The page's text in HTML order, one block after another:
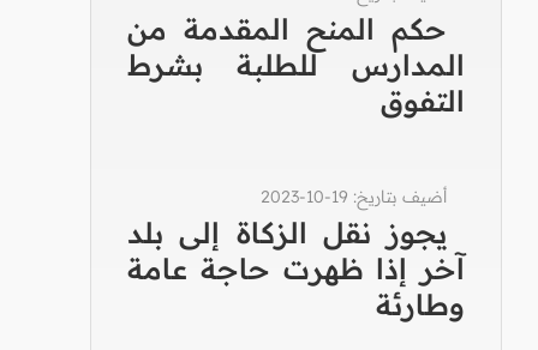
حكم المنح المقدمة من
المدارس للطلبة بشرط
التفوق
أضيف بتاريخ: 19-10-2023
يجوز نقل الزكاة إلى بلد
آخر إذا ظهرت حاجة عامة
وطارئة